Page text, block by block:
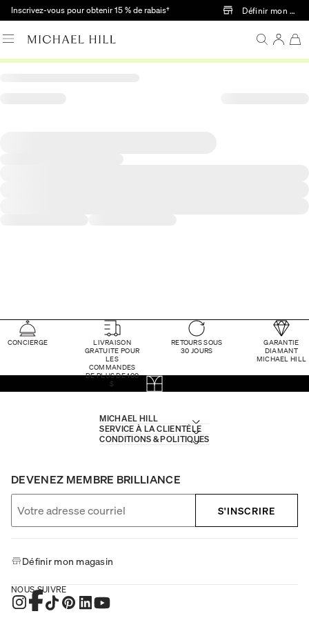
Passer au contenu principal
Inscrivez-vous pour obtenir 15 % de rabais† Définir mon
CONCIERGE
LIVRAISON
GRATUITE POUR
LES
COMMANDES
DE PLUS DE 100
$
RETOURS SOUS
30 JOURS
GARANTIE
DIAMANT
MICHAEL HILL
MICHAEL HILL
SERVICE À LA CLIENTÈLE
CONDITIONS & POLITIQUES
DEVENEZ MEMBRE BRILLIANCE
S'INSCRIRE
Définir mon magasin
NOUS SUIVRE